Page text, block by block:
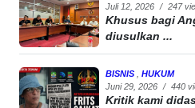
Juli 12, 2026 / 247
Khusus bagi
diusulkan ...
BISNIS , HUKUM
Juni 29, 2026 / 440
Kritik kami